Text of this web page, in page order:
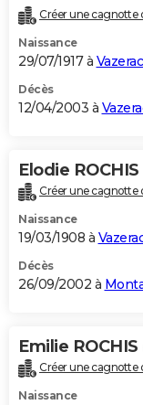
Créer une cagnotte
Naissance
29/07/1917 à Vazerac
Décès
12/04/2003 à
Elodie ROCHIS
Créer une cagnotte
Naissance
19/03/1908 à
Décès
26/09/2002 à
Emilie ROCHIS
Créer une cagnotte
Naissance